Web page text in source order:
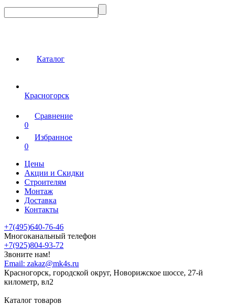
Каталог
Красногорск
Сравнение
0
Избранное
0
Цены
Акции и Скидки
Строителям
Монтаж
Доставка
Контакты
+7(495)640-76-46
Многоканальный телефон
+7(925)804-93-72
Звоните нам!
Email: zakaz@mk4s.ru
Красногорск, городской округ, Новорижское шоссе, 27-й
километр, вл2
Каталог товаров